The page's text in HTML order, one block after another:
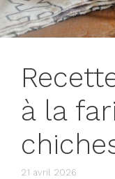
à la
21 avril 2026